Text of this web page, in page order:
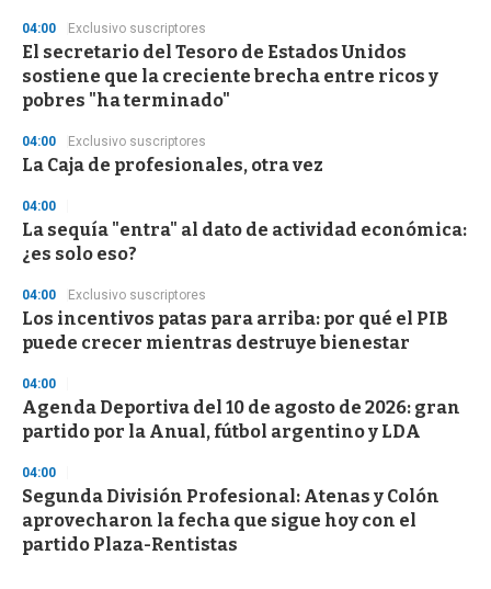
04:00 Exclusivo suscriptores
El secretario del Tesoro de Estados Unidos
sostiene que la creciente brecha entre ricos y
pobres "ha terminado"
04:00 Exclusivo suscriptores
La Caja de profesionales, otra vez
04:00
La sequía "entra" al dato de actividad económica:
¿es solo eso?
04:00 Exclusivo suscriptores
Los incentivos patas para arriba: por qué el PIB
puede crecer mientras destruye bienestar
04:00
Agenda Deportiva del 10 de agosto de 2026: gran
partido por la Anual, fútbol argentino y LDA
04:00
Segunda División Profesional: Atenas y Colón
aprovecharon la fecha que sigue hoy con el
partido Plaza-Rentistas